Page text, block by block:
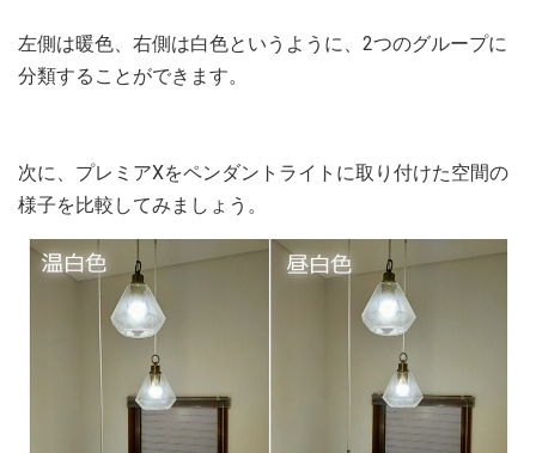
左側は暖色、右側は白色というように、2つのグループに
分類することができます。
次に、プレミアXをペンダントライトに取り付けた空間の
様子を比較してみましょう。